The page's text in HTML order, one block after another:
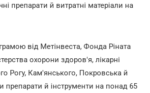
препарати й витратні матеріали на
від Метінвеста, Фонда Ріната
охорони здоров'я, лікарні
Рогу, Кам'янського, Покровська й
препарати й інструменти на понад 65